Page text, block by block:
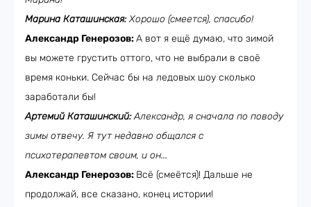
Марина Каташинская:Хорошо (смеется), спасибо!
Александр Генерозов:А вот я ещё думаю, что зимой
вы можете грустить оттого, что не выбрали в своё
время коньки. Сейчас бы на ледовых шоу сколько
заработали бы!
Артемий Каташинский:Александр, я сначала по поводу
зимы отвечу. Я тут недавно общался с
психотерапевтом своим, и он...
Александр Генерозов: Всё (смеётся)! Дальше не
продолжай, все сказано, конец истории!